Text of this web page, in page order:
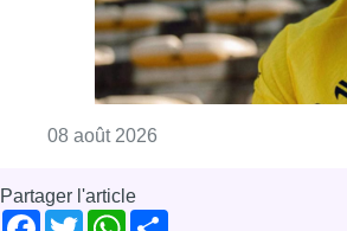
08 août 2026
Partager l'article
Facebook
TwitterWhatsApp